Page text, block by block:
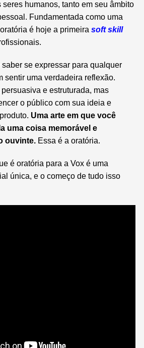
humanos, tanto em seu âmbito
Fundamentada como uma
é hoje a primeirasoft skill
se expressar para qualquer
sentir uma verdadeira reflexão.
e estruturada, mas
o público com sua ideia e
Uma arte em que você
uma coisa memorável e
ouvinte. Essa é a oratória.
é oratória para a Vox é uma
única, e o começo de tudo isso